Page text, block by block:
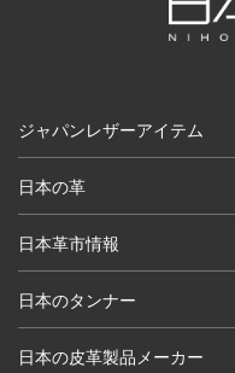
ジャパンレザーアイテム
日本の革
日本革市情報
日本のタンナー
日本の皮革製品メーカー